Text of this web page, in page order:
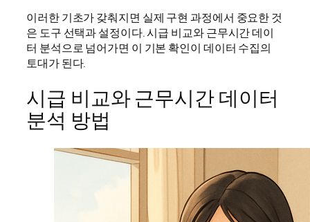
이러한 기초가 갖춰지면 실제 구현 과정에서 중요한 것
은 도구 선택과 설정이다. 시급 비교와 근무시간 데이
터 분석으로 넘어가면 이 기본 확인이 데이터 수집의
토대가 된다.
시급 비교와 근무시간 데이터
분석 방법